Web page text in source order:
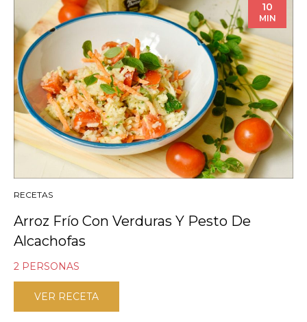
10
MIN
RECETAS
Arroz Frío Con Verduras Y Pesto De
Alcachofas
2 PERSONAS
VER RECETA